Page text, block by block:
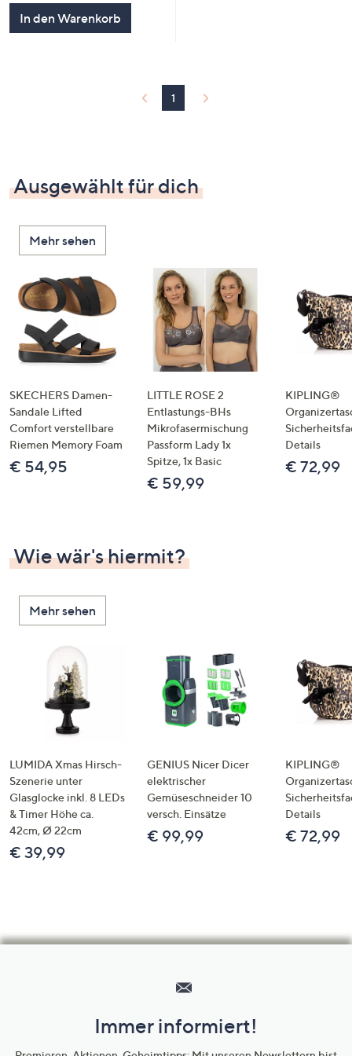
In den Warenkorb
1
Ausgewählt für dich
Mehr sehen
SKECHERS Damen-
Sandale Lifted
Comfort verstellbare
Riemen Memory Foam
€ 54,95
LITTLE ROSE 2
Entlastungs-BHs
Mikrofasermischung
Passform Lady 1x
Spitze, 1x Basic
€ 59,99
KIPLING®
Details
€ 72,99
Wie wär's hiermit?
Mehr sehen
LUMIDA Xmas Hirsch-
Szenerie unter
Glasglocke inkl. 8 LEDs
& Timer Höhe ca.
42cm, Ø 22cm
€ 39,99
GENIUS Nicer Dicer
elektrischer
Gemüseschneider 10
versch. Einsätze
€ 99,99
KIPLING®
Details
€ 72,99
Unternehmensinformationen
Immer informiert!